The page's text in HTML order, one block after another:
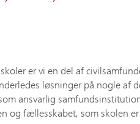
er vi en del af
løsninger på nogle af
ansvarlig
og fællesskabet, som skolen